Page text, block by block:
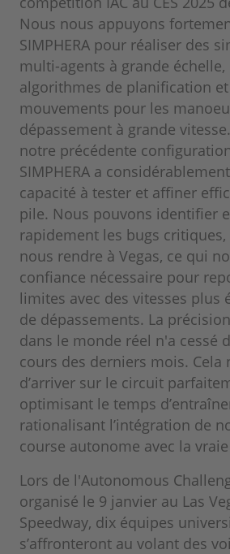
Nous nous appuyons
SIMPHERA pour réaliser des
multi-agents à grande
algorithmes de planification
mouvements pour les
dépassement à grande
notre précédente
SIMPHERA a
capacité à tester et affiner
pile. Nous pouvons identifier
rapidement les bugs
nous rendre à Vegas, ce qui
confiance nécessaire pour
limites avec des vitesses plus
de dépassements. La
dans le monde réel n'a cessé
cours des derniers mois. Cela
d’arriver sur le circuit
optimisant le temps
rationalisant l’intégration de
course autonome avec la
Lors de l'Autonomous
organisé le 9 janvier au Las
Speedway, dix équipes
s’affronteront au volant des